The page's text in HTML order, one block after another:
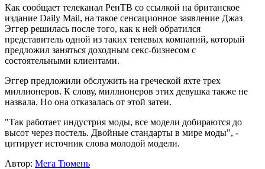
Как сообщает телеканал РенТВ со ссылкой на британское
издание Daily Mail, на такое сенсационное заявление Джаз
Эггер решилась после того, как к ней обратился
представитель одной из таких теневых компаний, который
предложил заняться доходным секс-бизнесом с
состоятельными клиентами.
Эггер предложили обслужить на греческой яхте трех
миллионеров. К слову, миллионеров этих девушка также не
назвала. Но она отказалась от этой затеи.
"Так работает индустрия моды, все модели добираются до
высот через постель. Двойные стандарты в мире моды", -
цитирует источник слова молодой модели.
Автор: Мега Тюмень